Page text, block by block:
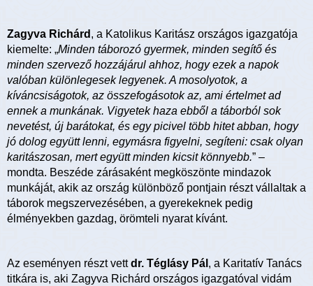
Zagyva Richárd , a Katolikus Karitász országos igazgatója
kiemelte: „Minden táborozó gyermek, minden segítő és
minden szervező hozzájárul ahhoz, hogy ezek a napok
valóban különlegesek legyenek. A mosolyotok, a
kíváncsiságotok, az összefogásotok az, ami értelmet ad
ennek a munkának. Vigyetek haza ebből a táborból sok
nevetést, új barátokat, és egy picivel több hitet abban, hogy
jó dolog együtt lenni, egymásra figyelni, segíteni: csak olyan
karitászosan, mert együtt minden kicsit könnyebb.” –
mondta. Beszéde zárásaként megköszönte mindazok
munkáját, akik az ország különböző pontjain részt vállaltak a
táborok megszervezésében, a gyerekeknek pedig
élményekben gazdag, örömteli nyarat kívánt.
Az eseményen részt vettdr. Téglásy Pál , a Karitatív Tanács
titkára is, aki Zagyva Richárd országos igazgatóval vidám